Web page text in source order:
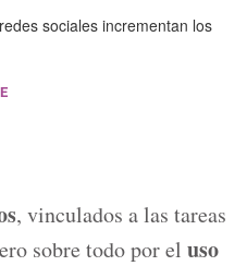
sociales incrementan los
, vinculados a las tareas
sobre todo por el uso